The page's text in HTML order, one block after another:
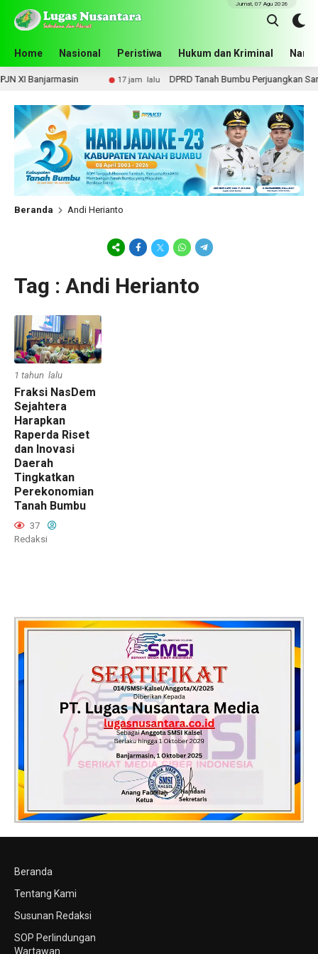
Home Nasional Peristiwa Hukum dan Kriminal
Jumat, 07 Agu 2026
Banjarmasin 17 jam lalu DPRD Tanah Bumbu Perjuangkan
Beranda Andi Herianto
Tag : Andi Herianto
1 tahun lalu
Fraksi NasDem
Sejahtera
Harapkan
Raperda Riset
dan Inovasi
Daerah
Tingkatkan
Perekonomian
Tanah Bumbu
37
Redaksi
Beranda
Tentang Kami
Susunan Redaksi
SOP Perlindungan
Wartawan